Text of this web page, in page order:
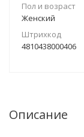
Пол и возраст
Женский
Штрихкод
4810438000406
Описание